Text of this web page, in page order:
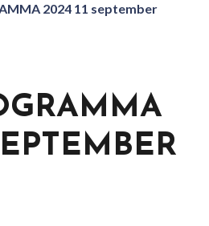
2024 11 september